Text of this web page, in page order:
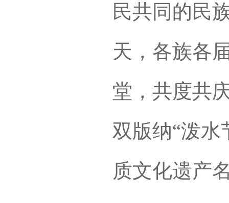
民共同的民
天，各族各
堂，共度共
双版纳“泼水
质文化遗产